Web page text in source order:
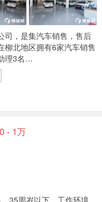
司，是集汽车销售，售后
柳北地区拥有6家汽车销售
理3名…
- 1万